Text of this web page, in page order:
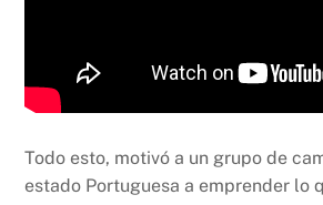
Todo esto, motivó a un grupo de
estado Portuguesa a emprender lo